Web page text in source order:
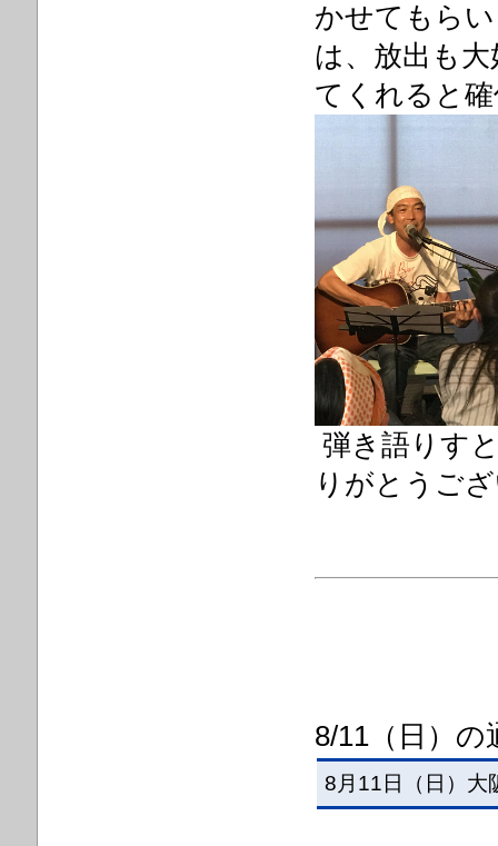
かせてもら
は、放出も
てくれると
弾き語りす
りがとうご
8/11（日）の
8月11日（日）